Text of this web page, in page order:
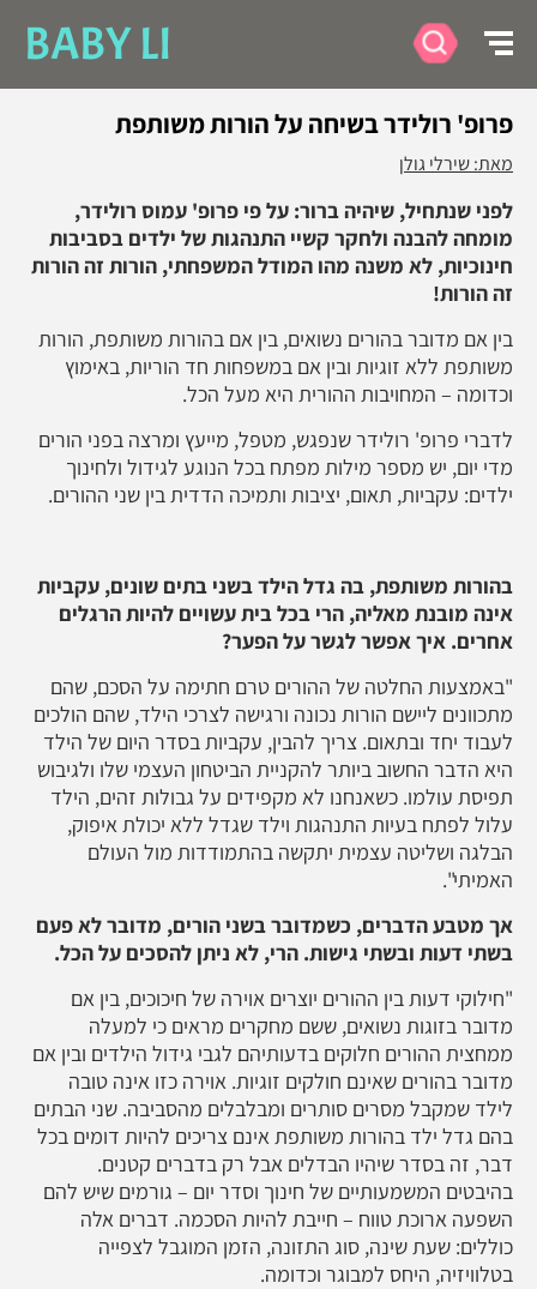
BABY LI
פרופ' רולידר בשיחה על הורות משותפת
מאת: שירלי גולן
לפני שנתחיל, שיהיה ברור: על פי פרופ' עמוס רולידר,
מומחה להבנה ולחקר קשיי התנהגות של ילדים בסביבות
חינוכיות, לא משנה מהו המודל המשפחתי, הורות זה הורות
זה הורות!
בין אם מדובר בהורים נשואים, בין אם בהורות משותפת, הורות
משותפת ללא זוגיות ובין אם במשפחות חד הוריות, באימוץ
וכדומה – המחויבות ההורית היא מעל הכל.
לדברי פרופ' רולידר שנפגש, מטפל, מייעץ ומרצה בפני הורים
מדי יום, יש מספר מילות מפתח בכל הנוגע לגידול ולחינוך
ילדים: עקביות, תאום, יציבות ותמיכה הדדית בין שני ההורים.
בהורות משותפת, בה גדל הילד בשני בתים שונים, עקביות
אינה מובנת מאליה, הרי בכל בית עשויים להיות הרגלים
אחרים. איך אפשר לגשר על הפער?
"באמצעות החלטה של ההורים טרם חתימה על הסכם, שהם
מתכוונים ליישם הורות נכונה ורגישה לצרכי הילד, שהם הולכים
לעבוד יחד ובתאום. צריך להבין, עקביות בסדר היום של הילד
היא הדבר החשוב ביותר להקניית הביטחון העצמי שלו ולגיבוש
תפיסת עולמו. כשאנחנו לא מקפידים על גבולות זהים, הילד
עלול לפתח בעיות התנהגות וילד שגדל ללא יכולת איפוק,
הבלגה ושליטה עצמית יתקשה בהתמודדות מול העולם
האמיתי".
אך מטבע הדברים, כשמדובר בשני הורים, מדובר לא פעם
בשתי דעות ובשתי גישות. הרי, לא ניתן להסכים על הכל.
"חילוקי דעות בין ההורים יוצרים אוירה של חיכוכים, בין אם
מדובר בזוגות נשואים, ששם מחקרים מראים כי למעלה
ממחצית ההורים חלוקים בדעותיהם לגבי גידול הילדים ובין אם
מדובר בהורים שאינם חולקים זוגיות. אוירה כזו אינה טובה
לילד שמקבל מסרים סותרים ומבלבלים מהסביבה. שני הבתים
בהם גדל ילד בהורות משותפת אינם צריכים להיות דומים בכל
דבר, זה בסדר שיהיו הבדלים אבל רק בדברים קטנים.
בהיבטים המשמעותיים של חינוך וסדר יום – גורמים שיש להם
השפעה ארוכת טווח – חייבת להיות הסכמה. דברים אלה
כוללים: שעת שינה, סוג התזונה, הזמן המוגבל לצפייה
בטלוויזיה, היחס למבוגר וכדומה.